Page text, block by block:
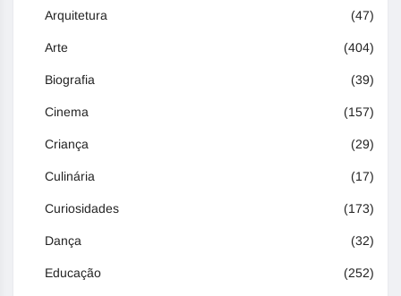
Arquitetura (47)
Arte (404)
Biografia (39)
Cinema (157)
Criança (29)
Culinária (17)
Curiosidades (173)
Dança (32)
Educação (252)